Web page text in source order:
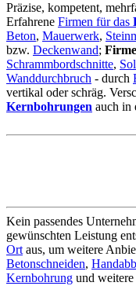
Präzise, kompetent,
Erfahrene Firmen für das
Beton, Mauerwerk,
bzw. Deckenwand;
Schrammbordschnitte,
Wanddurchbruch - durch
vertikal oder schräg.
Kernbohrungen auch in
Kein passendes
gewünschten Leistung
Ort aus, um weitere
Betonschneiden,
Kernbohrung und weitere